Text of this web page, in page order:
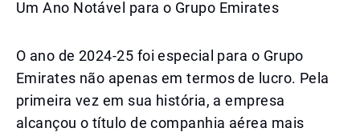
Um Ano Notável para o Grupo Emirates
O ano de 2024-25 foi especial para o Grupo
Emirates não apenas em termos de lucro. Pela
primeira vez em sua história, a empresa
alcançou o título de companhia aérea mais